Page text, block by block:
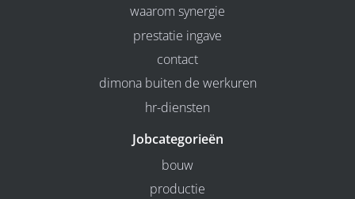
waarom synergie
prestatie ingave
contact
dimona buiten de werkuren
hr-diensten
Jobcategorieën
bouw
productie